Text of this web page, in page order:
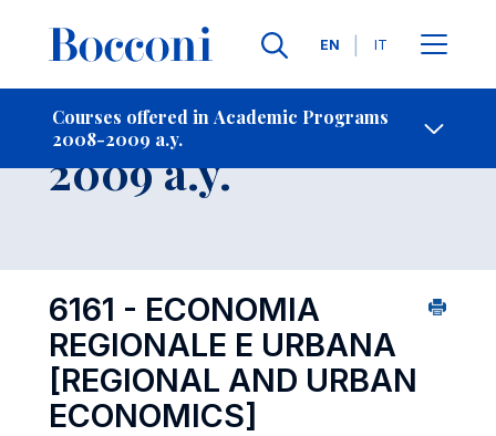
Languages
EN IT
Courses offered in Academic Programs
2008-2009 a.y.
- Contact Us
Course 2008-
2009 a.y.
6161 - ECONOMIA
REGIONALE E URBANA
[REGIONAL AND URBAN
ECONOMICS]